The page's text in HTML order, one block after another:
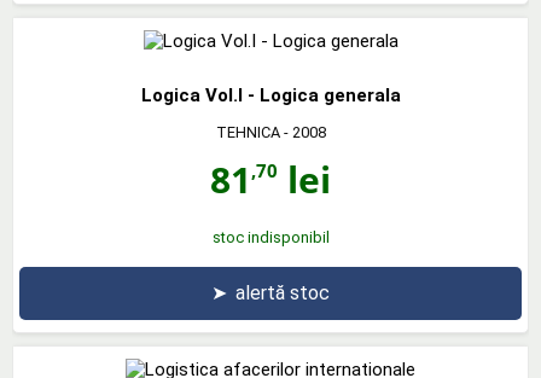
Logica Vol.I - Logica generala
TEHNICA- 2008
81 ,70 lei
stoc indisponibil
➤ alertă stoc